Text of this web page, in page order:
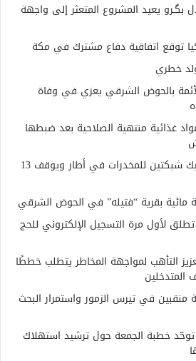
بگـرو يعيد المشروع المتعثر إلى واجهة
توقع اتفاقية دفاع مشترك في مكة
خطري
بالحوض الشرقي يعزي في وفاة
غذائية منتهية الصلاحية بعد ضبطها
الدرك الوطني يعلن تفكيك شبكتين للمخدرات في أطار ويوقف 13
مائية بقرية “فتيله” في الحوض الشرقي
لأول مرة التسجيل الإلكتروني للحج
التأهب لمواجهة المخاطر يتطلب خططًا
المتدخلين
في تيرس الزمور واستمرار البحث
توحّد خطبة الجمعة حول ترشيد استهلاك